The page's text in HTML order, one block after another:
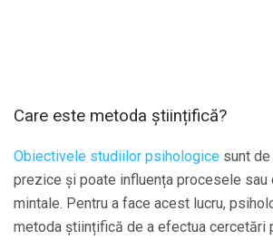
Care este metoda științifică?
Obiectivele studiilor psihologice sunt
prezice și poate influența procesele sau
mintale. Pentru a face acest lucru,
metoda științifică de a efectua cercetări